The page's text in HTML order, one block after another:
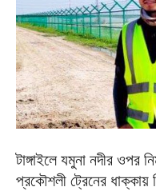
টাঙ্গাইলে যমুনা নদীর ওপর
প্রকৌশলী ট্রেনের